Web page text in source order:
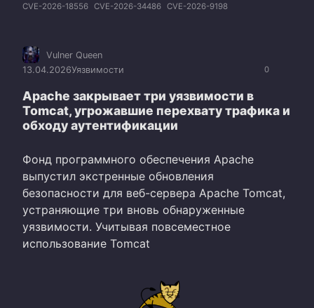
CVE-2026-18556 CVE-2026-34486 CVE-2026-9198
0
Vulner Queen
13.04.2026Уязвимости
Apache закрывает три уязвимости в
Tomcat, угрожавшие перехвату трафика и
обходу аутентификации
Фонд программного обеспечения Apache
выпустил экстренные обновления
безопасности для веб-сервера Apache Tomcat,
устраняющие три вновь обнаруженные
уязвимости. Учитывая повсеместное
использование Tomcat